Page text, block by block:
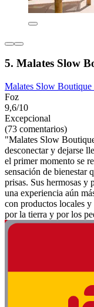
5. Malates Slow
Malates Slow Boutique
Foz
9,6/10
Excepcional
(73 comentarios)
"Malates Slow
desconectar y dejarse
el primer momento se
sensación de bienestar
prisas. Sus hermosas y
una experiencia aún
con productos locales
por la tierra y por los